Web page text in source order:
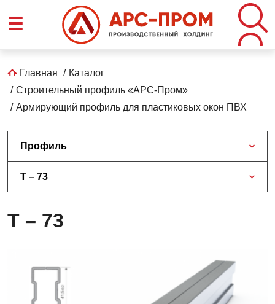
☰
Строка
навигации
Главная
Каталог
Строительный профиль «АРС-Пром»
Армирующий профиль для пластиковых окон ПВХ
Профиль
T – 73
T – 73